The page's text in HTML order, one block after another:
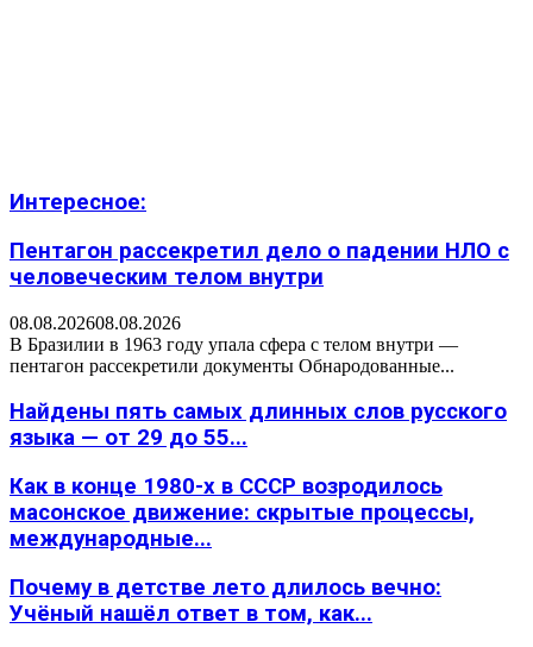
Интересное:
Пентагон рассекретил дело о падении НЛО с
человеческим телом внутри
08.08.202608.08.2026
В Бразилии в 1963 году упала сфера с телом внутри —
пентагон рассекретили документы Обнародованные...
Найдены пять самых длинных слов русского
языка — от 29 до 55...
Как в конце 1980-х в СССР возродилось
масонское движение: скрытые процессы,
международные...
Почему в детстве лето длилось вечно:
Учёный нашёл ответ в том, как...